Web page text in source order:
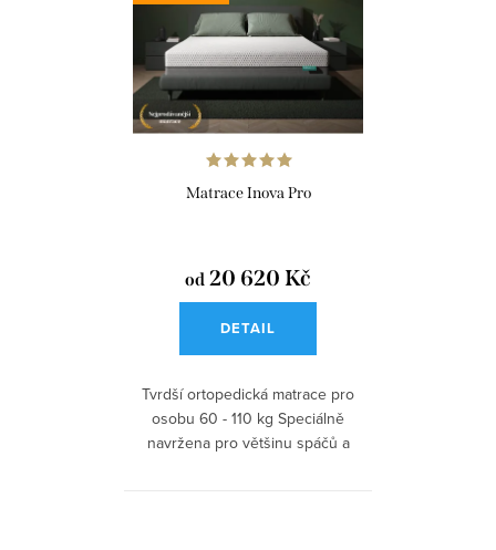
Matrace Inova Pro
od 20 620 Kč
DETAIL
Tvrdší ortopedická matrace pro
osobu 60 - 110 kg Speciálně
navržena pro většinu spáčů a